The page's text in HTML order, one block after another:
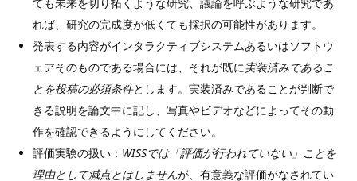
れば、研究の完成度が低くても採択の可能性があります。
発表する内容がインタラクティブシステムあるいはソフトウ
ェアそのものである場合には、それが既に 実装済みであるこ
とを投稿の必須条件とします。実装済みであることが判断で
きる説明を論文中に記し、写真やビデオなどによってその動
作を確認できるようにしてください。
評価実験の扱い： WISSでは「評価が行われていない」ことを
理由として減点とはしませんが、有意義な評価がなされてい